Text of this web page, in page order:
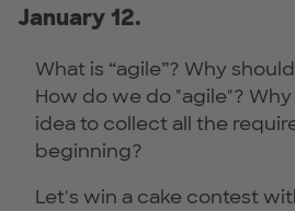
January 12.
What is “agile”? Why
How do we do "agile"?
idea to collect all the
beginning?
Let's win a cake contest